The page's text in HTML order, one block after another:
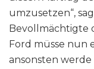
umzusetzen“,
Bevollmächtigte
Ford müsse nun
ansonsten